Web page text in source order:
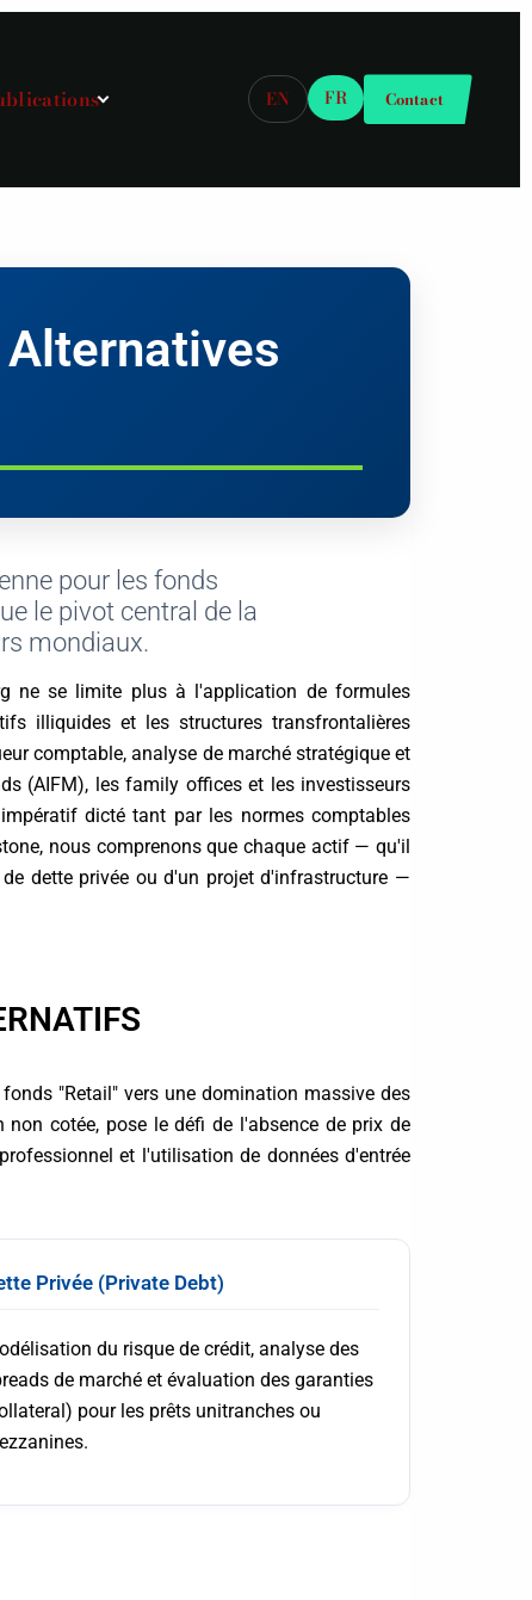
EN FR Contact
pour les fonds
le pivot central de la
mondiaux.
ne se limite plus à l'application de formules
illiquides et les structures transfrontalières
comptable, analyse de marché stratégique et
(AIFM), les family offices et les investisseurs
dicté tant par les normes comptables
nous comprenons que chaque actif — qu'il
dette privée ou d'un projet d'infrastructure —
"Retail" vers une domination massive des
cotée, pose le défi de l'absence de prix de
et l'utilisation de données d'entrée
Privée (Private Debt)
du risque de crédit, analyse des
de marché et évaluation des garanties
pour les prêts unitranches ou